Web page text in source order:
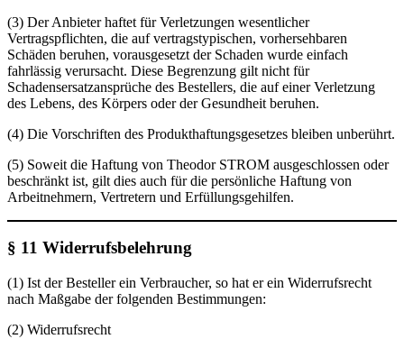
(3) Der Anbieter haftet für Verletzungen wesentlicher
Vertragspflichten, die auf vertragstypischen, vorhersehbaren
Schäden beruhen, vorausgesetzt der Schaden wurde einfach
fahrlässig verursacht. Diese Begrenzung gilt nicht für
Schadensersatzansprüche des Bestellers, die auf einer Verletzung
des Lebens, des Körpers oder der Gesundheit beruhen.
(4) Die Vorschriften des Produkthaftungsgesetzes bleiben unberührt.
(5) Soweit die Haftung von Theodor STROM ausgeschlossen oder
beschränkt ist, gilt dies auch für die persönliche Haftung von
Arbeitnehmern, Vertretern und Erfüllungsgehilfen.
§ 11 Widerrufsbelehrung
(1) Ist der Besteller ein Verbraucher, so hat er ein Widerrufsrecht
nach Maßgabe der folgenden Bestimmungen:
(2) Widerrufsrecht